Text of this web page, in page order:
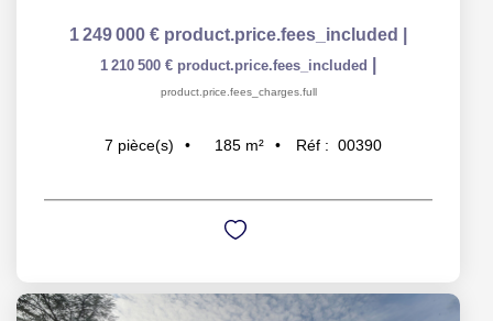
1 249 000 € product.price.fees_included
1 210 500 € product.price.fees_included
product.price.fees_charges.full
7 pièce(s) 185 m² Réf : 00390